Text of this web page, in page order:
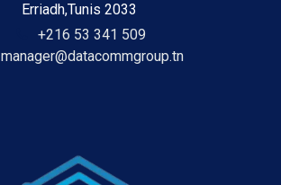
Erriadh,Tunis 2033
+216 53 341 509
manager@datacommgroup.tn